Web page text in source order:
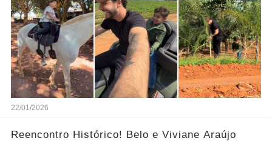
22/01/2026
Reencontro Histórico! Belo e Viviane Araújo